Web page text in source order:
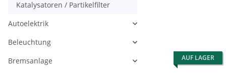
AUF LAGER
Katalysatoren / Partikelfilter
Autoelektrik
Beleuchtung
Bremsanlage